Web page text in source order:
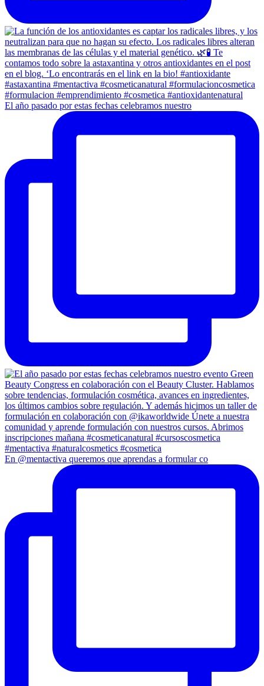
El año pasado por estas fechas celebramos nuestro
En @mentactiva queremos que aprendas a formular co